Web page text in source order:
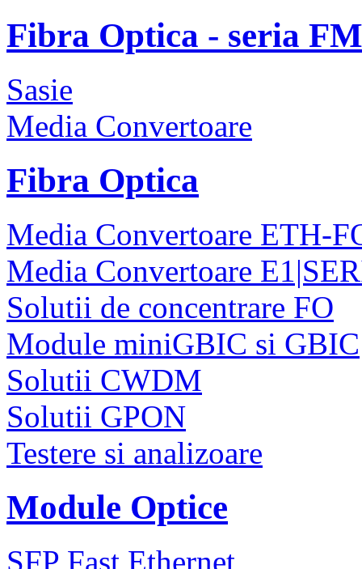
Fibra Optica - seria
Sasie
Media Convertoare
Fibra Optica
Media Convertoare ETH-
Media Convertoare
Solutii de concentrare FO
Module miniGBIC si GBIC
Solutii CWDM
Solutii GPON
Testere si analizoare
Module Optice
SFP Fast Ethernet